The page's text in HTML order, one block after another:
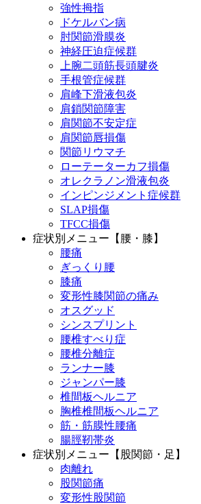
強性拇指
ドケルバン病
肘関節滑膜炎
神経圧迫症候群
上腕二頭筋長頭腱炎
手根管症候群
肩峰下滑液包炎
肩鎖関節障害
肩関節不安定症
肩関節唇損傷
関節リウマチ
ローテーターカフ損傷
オレクラノン滑液包炎
インピンジメント症候群
SLAP損傷
TFCC損傷
症状別メニュー【腰・膝】
腰痛
ぎっくり腰
膝痛
変形性膝関節の痛み
オスグッド
シンスプリント
腰椎すべり症
腰椎分離症
ランナー膝
ジャンパー膝
椎間板ヘルニア
胸椎椎間板ヘルニア
筋・筋膜性腰痛
腸脛靭帯炎
症状別メニュー【股関節・足】
肉離れ
股関節痛
変形性股関節